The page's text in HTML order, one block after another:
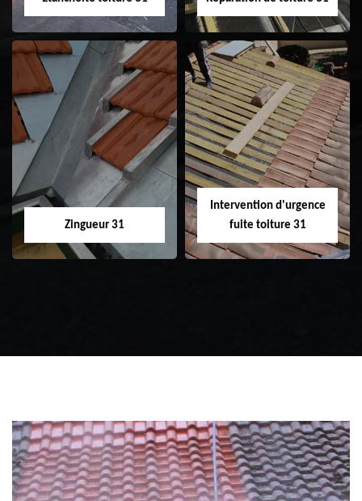
Etanchéité toiture
31
Réparation de
toiture 31
Zingueur 31
Intervention d'urgence
fuite toiture 31